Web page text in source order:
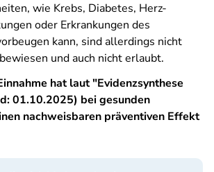
wie Krebs, Diabetes, Herz-
oder Erkrankungen des
kann, sind allerdings nicht
und auch nicht erlaubt.
hat laut "Evidenzsynthese
01.10.2025) bei gesunden
nachweisbaren präventiven Effekt